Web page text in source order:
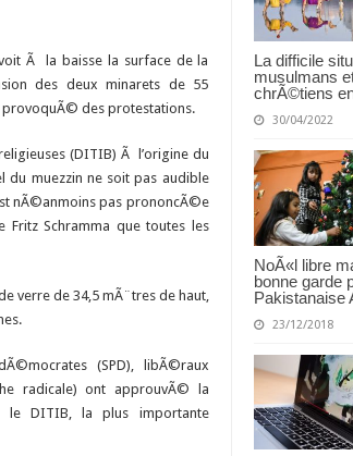
La difficile
musulmans
chrÃ©tiens
30/04/2022
NoÃ«l libre
bonne garde
Pakistanaise
23/12/2018
Ã la baisse la surface de la
des deux minarets de 55
provoquÃ© des protestations.
(DITIB) Ã l’origine du
du muezzin ne soit pas audible
nÃ©anmoins pas prononcÃ©e
Fritz Schramma que toutes les
verre de 34,5 mÃ¨tres de haut,
(SPD), libÃ©raux
radicale) ont approuvÃ© la
le DITIB, la plus importante